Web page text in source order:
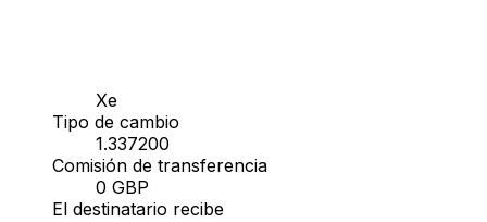
Xe
Tipo de cambio
1.337200
Comisión de transferencia
0 GBP
El destinatario recibe